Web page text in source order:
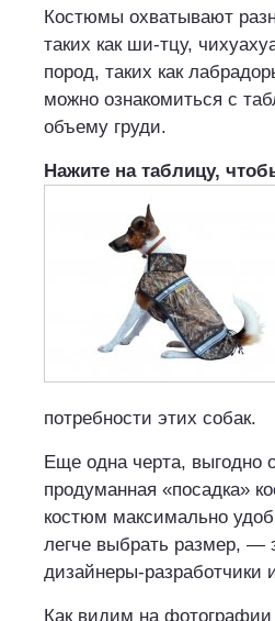
Костюмы охватывают
таких как ши-тцу,
пород, таких как
можно ознакомиться с
объему груди.
Нажите на таблицу,
потребности этих собак.
Еще одна черта, выгодно
продуманная «посадка»
костюм максимально
легче выбрать размер, —
дизайнеры-разработчики
Как видим на фотографии